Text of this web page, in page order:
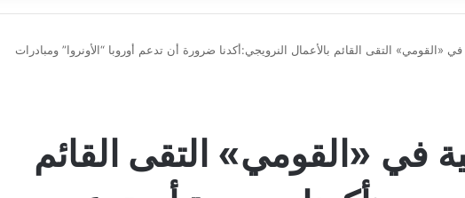
«القومي» التقى القائم بالأعمال النرويجي:أكدنا ضرورة أن تدعم أوروبا “الأونروا” ومبادرات
في «القومي» التقى القائم